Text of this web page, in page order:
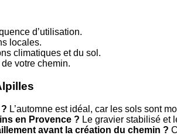
d’utilisation.
locales.
climatiques et du sol.
votre chemin.
L’automne est idéal, car les sols sont
en Provence ? Le gravier stabilisé et
avant la création du chemin ?